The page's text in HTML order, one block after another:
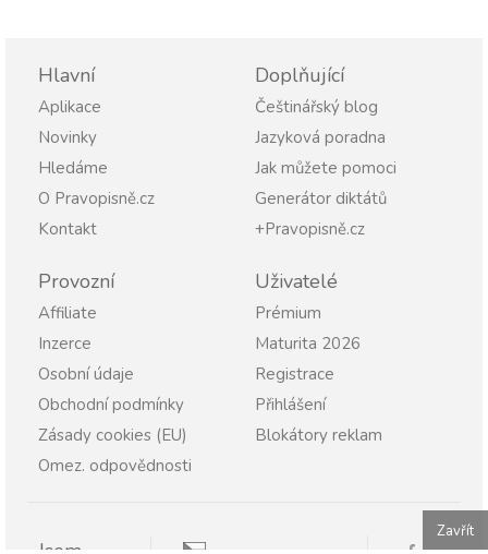
Hlavní
Aplikace
Novinky
Hledáme
O Pravopisně.cz
Kontakt
Doplňující
Češtinářský blog
Jazyková poradna
Jak můžete pomoci
Generátor diktátů
+Pravopisně.cz
Provozní
Affiliate
Inzerce
Osobní údaje
Obchodní podmínky
Zásady cookies (EU)
Omez. odpovědnosti
Uživatelé
Prémium
Maturita 2026
Registrace
Přihlášení
Blokátory reklam
Zavřít